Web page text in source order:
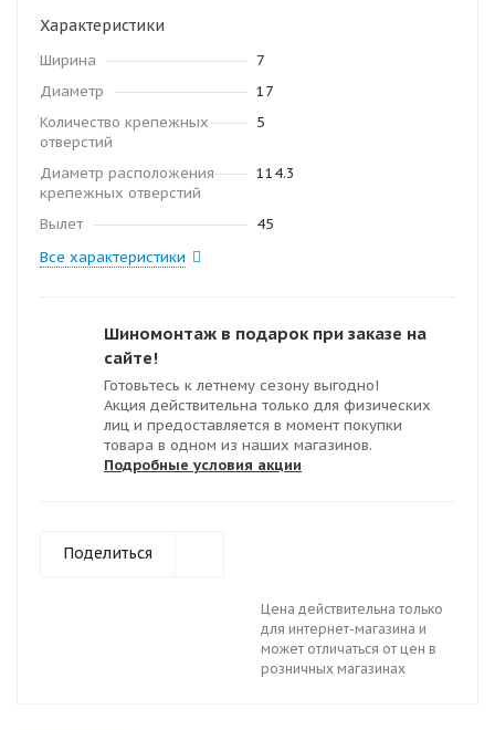
Характеристики
Ширина
7
Диаметр
17
Количество крепежных
отверстий
5
Диаметр расположения
крепежных отверстий
114.3
Вылет
45
Все характеристики
Шиномонтаж в подарок при заказе на
сайте!
Готовьтесь к летнему сезону выгодно!
Акция действительна только для физических
лиц и предоставляется в момент покупки
товара в одном из наших магазинов.
Подробные условия акции
Поделиться
Цена действительна только
для интернет-магазина и
может отличаться от цен в
розничных магазинах